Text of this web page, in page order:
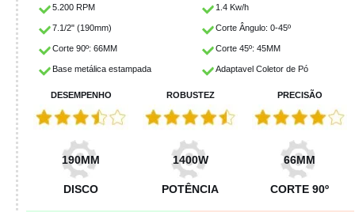
5.200 RPM 1.4 Kw/h
7.1/2" (190mm) Corte Ângulo: 0-45º
Corte 90º: 66MM Corte 45º: 45MM
Base metálica estampada Adaptavel Coletor de Pó
DESEMPENHO ROBUSTEZ PRECISÃO
190MM
DISCO
1400W
POTÊNCIA
66MM
CORTE 90º